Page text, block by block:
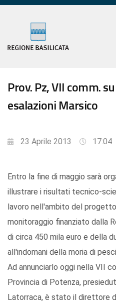
Prov. Pz, VII comm.
esalazioni Marsico
23 Aprile 2013 17:04
Entro la fine di maggio sarà
illustrare i risultati tecnico-
lavoro nell'ambito del
monitoraggio finanziato dalla
di circa 450 mila euro e della
all'indomani della moria di
Ad annunciarlo oggi nella VII
Provincia di Potenza,
Latorraca, è stato il direttore